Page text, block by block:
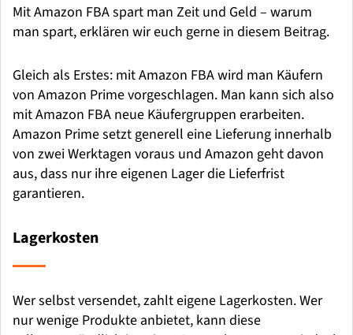
Mit Amazon FBA spart man Zeit und Geld – warum
man spart, erklären wir euch gerne in diesem Beitrag.
Gleich als Erstes: mit Amazon FBA wird man Käufern
von Amazon Prime vorgeschlagen. Man kann sich also
mit Amazon FBA neue Käufergruppen erarbeiten.
Amazon Prime setzt generell eine Lieferung innerhalb
von zwei Werktagen voraus und Amazon geht davon
aus, dass nur ihre eigenen Lager die Lieferfrist
garantieren.
Lagerkosten
Wer selbst versendet, zahlt eigene Lagerkosten. Wer
nur wenige Produkte anbietet, kann diese